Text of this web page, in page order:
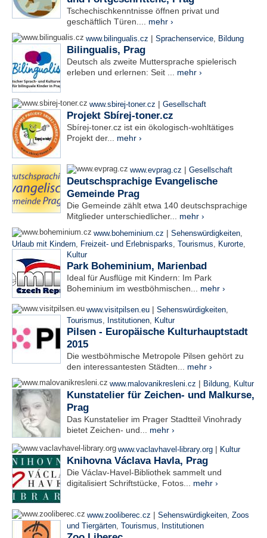
Tschechischkenntnisse öffnen privat und
geschäftlich Türen.... mehr ›
www.bilingualis.cz | Sprachenservice, Bildung
Bilingualis, Prag
Deutsch als zweite Muttersprache spielerisch
erleben und erlernen: Seit ... mehr ›
www.sbirej-toner.cz | Gesellschaft
Projekt Sbírej-toner.cz
Sbírej-toner.cz ist ein ökologisch-wohltätiges
Projekt der... mehr ›
www.evprag.cz | Gesellschaft
Deutschsprachige Evangelische
Gemeinde Prag
Die Gemeinde zählt etwa 140 deutschsprachige
Mitglieder unterschiedlicher... mehr ›
www.boheminium.cz | Sehenswürdigkeiten,
Urlaub mit Kindern, Freizeit- und Erlebnisparks, Tourismus, Kurorte,
Kultur
Park Boheminium, Marienbad
Ideal für Ausflüge mit Kindern: Im Park
Boheminium im westböhmischen... mehr ›
www.visitpilsen.eu | Sehenswürdigkeiten,
Tourismus, Institutionen, Kultur
Pilsen - Europäische Kulturhauptstadt
2015
Die westböhmische Metropole Pilsen gehört zu
den interessantesten Städten... mehr ›
www.malovanikresleni.cz | Bildung, Kultur
Kunstatelier für Zeichen- und Malkurse,
Prag
Das Kunstatelier im Prager Stadtteil Vinohrady
bietet Zeichen- und... mehr ›
www.vaclavhavel-library.org | Kultur
Knihovna Václava Havla, Prag
Die Václav-Havel-Bibliothek sammelt und
digitalisiert Schriftstücke, Fotos... mehr ›
www.zooliberec.cz | Sehenswürdigkeiten, Zoos
und Tiergärten, Tourismus, Institutionen